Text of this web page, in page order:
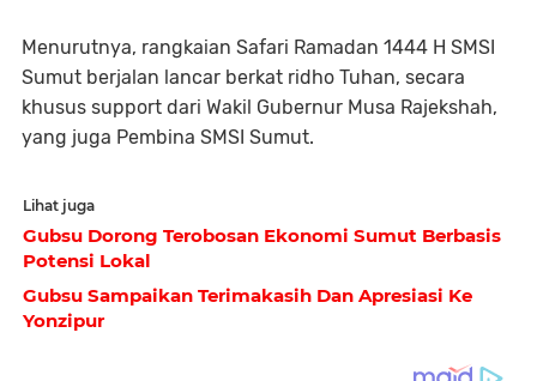
Menurutnya, rangkaian Safari Ramadan 1444 H SMSI
Sumut berjalan lancar berkat ridho Tuhan, secara
khusus support dari Wakil Gubernur Musa Rajekshah,
yang juga Pembina SMSI Sumut.
Lihat juga
Gubsu Dorong Terobosan Ekonomi Sumut Berbasis
Potensi Lokal
Gubsu Sampaikan Terimakasih Dan Apresiasi Ke
Yonzipur